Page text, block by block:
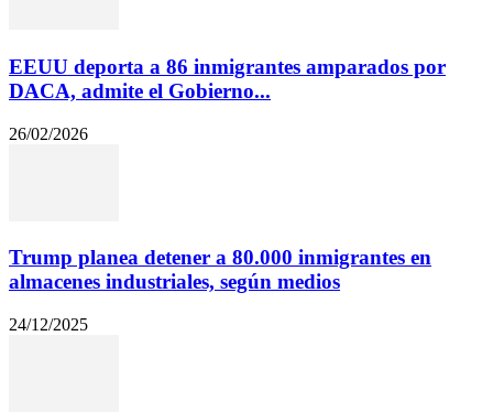
EEUU deporta a 86 inmigrantes amparados por
DACA, admite el Gobierno...
26/02/2026
Trump planea detener a 80.000 inmigrantes en
almacenes industriales, según medios
24/12/2025